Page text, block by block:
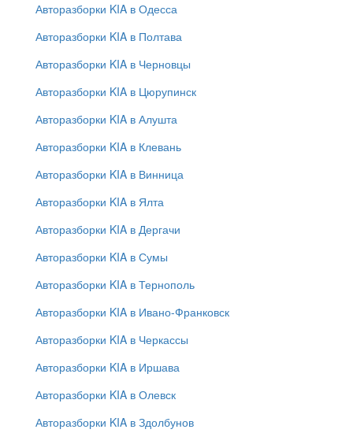
Авторазборки KIA в Одесса
Авторазборки KIA в Полтава
Авторазборки KIA в Черновцы
Авторазборки KIA в Цюрупинск
Авторазборки KIA в Алушта
Авторазборки KIA в Клевань
Авторазборки KIA в Винница
Авторазборки KIA в Ялта
Авторазборки KIA в Дергачи
Авторазборки KIA в Сумы
Авторазборки KIA в Тернополь
Авторазборки KIA в Ивано-Франковск
Авторазборки KIA в Черкассы
Авторазборки KIA в Иршава
Авторазборки KIA в Олевск
Авторазборки KIA в Здолбунов